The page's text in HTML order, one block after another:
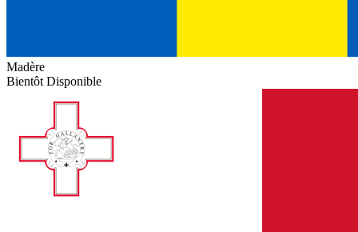
Madère
Bientôt Disponible